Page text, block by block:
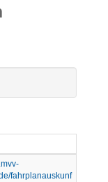
fahrplanauskunf